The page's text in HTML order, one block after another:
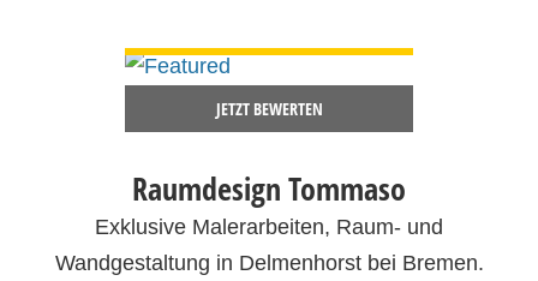
JETZT BEWERTEN
Raumdesign Tommaso
Exklusive Malerarbeiten, Raum- und
Wandgestaltung in Delmenhorst bei Bremen.